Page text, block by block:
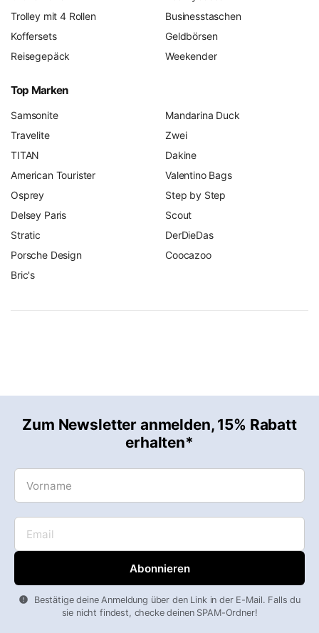
Trolley mit 4 Rollen
Koffersets
Reisegepäck
Businesstaschen
Geldbörsen
Weekender
Top Marken
Samsonite
Travelite
TITAN
American Tourister
Osprey
Delsey Paris
Stratic
Porsche Design
Bric's
Mandarina Duck
Zwei
Dakine
Valentino Bags
Step by Step
Scout
DerDieDas
Coocazoo
Zum Newsletter anmelden, 15% Rabatt
erhalten*
Vorname
Email
Bestätige deine Anmeldung über den Link in der E-Mail. Falls du
sie nicht findest, checke deinen SPAM-Ordner!